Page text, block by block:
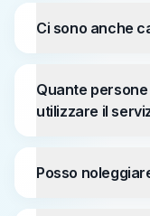
Ci sono anche
Quante
utilizzare il
Posso